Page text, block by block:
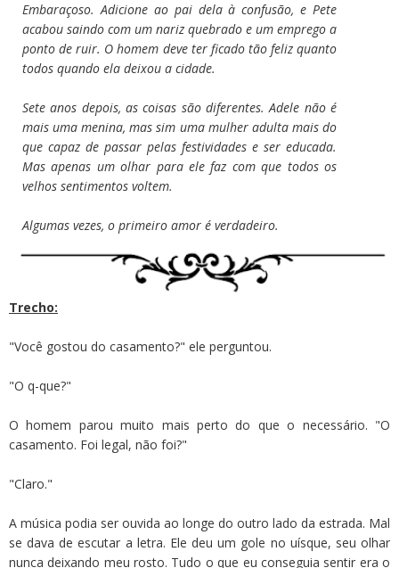
Embaraçoso. Adicione ao pai dela à confusão, e Pete
acabou saindo com um nariz quebrado e um emprego a
ponto de ruir. O homem deve ter ficado tão feliz quanto
todos quando ela deixou a cidade.
Sete anos depois, as coisas são diferentes. Adele não é
mais uma menina, mas sim uma mulher adulta mais do
que capaz de passar pelas festividades e ser educada.
Mas apenas um olhar para ele faz com que todos os
velhos sentimentos voltem.
Algumas vezes, o primeiro amor é verdadeiro.
Trecho:
"Você gostou do casamento?" ele perguntou.
"O q-que?"
O homem parou muito mais perto do que o necessário. "O
casamento. Foi legal, não foi?"
"Claro."
A música podia ser ouvida ao longe do outro lado da estrada. Mal
se dava de escutar a letra. Ele deu um gole no uísque, seu olhar
nunca deixando meu rosto. Tudo o que eu conseguia sentir era o